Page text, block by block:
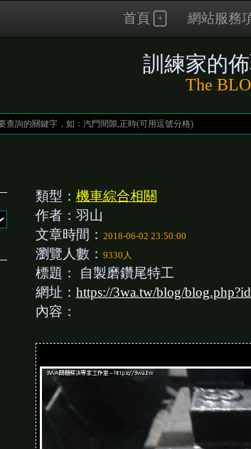
首頁 網站服務
訓練家的
The
類型： 機車綜合相關
作者：羽山
文章時間： 2018-06-02 23:50:00
瀏覽人數： 9330人
標題：
自製磨鑽尾特工
網址： https://3wa.tw/blog/
內容：